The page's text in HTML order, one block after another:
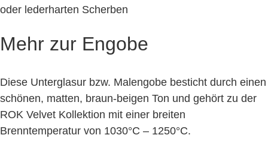
oder lederharten Scherben
Mehr zur Engobe
Diese Unterglasur bzw. Malengobe besticht durch einen
schönen, matten, braun-beigen Ton und gehört zu der
ROK Velvet Kollektion mit einer breiten
Brenntemperatur von 1030°C – 1250°C.